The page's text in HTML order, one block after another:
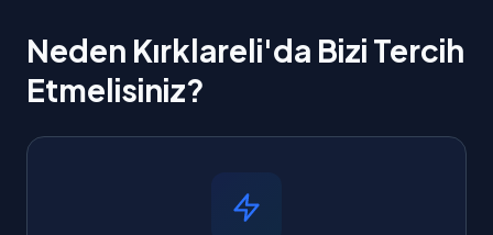
Neden Kırklareli'da Bizi Tercih
Etmelisiniz?